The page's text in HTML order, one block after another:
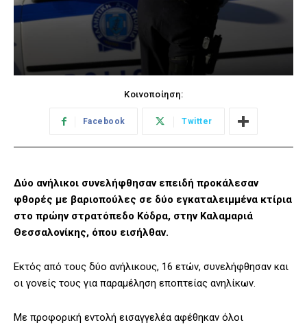
Κοινοποίηση:
Facebook Twitter
Δύο ανήλικοι συνελήφθησαν επειδή προκάλεσαν
φθορές με βαριοπούλες σε δύο εγκαταλειμμένα κτίρια
στο πρώην στρατόπεδο Κόδρα, στην Καλαμαριά
Θεσσαλονίκης, όπου εισήλθαν.
Εκτός από τους δύο ανήλικους, 16 ετών, συνελήφθησαν και
οι γονείς τους για παραμέληση εποπτείας ανηλίκων.
Με προφορική εντολή εισαγγελέα αφέθηκαν όλοι